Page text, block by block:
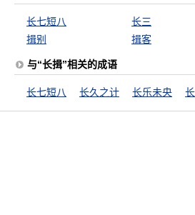
长七短八 长三
揖别
揖客
与“长揖”相关的成语
长七短八 长久之计 长乐未央